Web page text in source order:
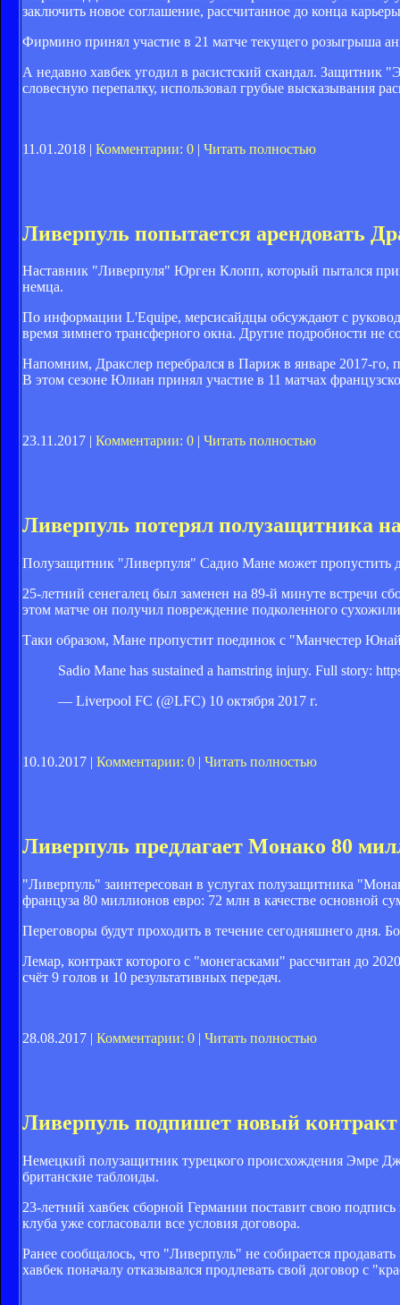
заключить новое соглашение, рассчитанное до конца
Фирмино принял участие в 21 матче текущего розыгрыша
А недавно хавбек угодил в расистский скандал. Защитник
словесную перепалку, использовал грубые высказывания
11.01.2018 | Комментарии: 0 | Читать полностью
Ливерпуль попытается арендовать
Наставник "Ливерпуля" Юрген Клопп, который пытался
немца.
По информации L'Equipe, мерсисайдцы обсуждают с
время зимнего трансферного окна. Другие подробности не
Напомним, Дракслер перебрался в Париж в январе 2017-го,
В этом сезоне Юлиан принял участие в 11 матчах
23.11.2017 | Комментарии: 0 Читать полностью
Ливерпуль потерял полузащитника
Полузащитник "Ливерпуля" Садио Мане может пропустить
25-летний сенегалец был заменен на 89-й минуте встречи
этом матче он получил повреждение подколенного
Таки образом, Мане пропустит поединок с "Манчестер
Sadio Mane has sustained a hamstring injury. Full story:
— Liverpool FC (@LFC) 10 октября 2017 г.
10.10.2017 | Комментарии: 0 | Читать полностью
Ливерпуль предлагает Монако 80
"Ливерпуль" заинтересован в услугах полузащитника
француза 80 миллионов евро: 72 млн в качестве основной
Переговоры будут проходить в течение сегодняшнего дня.
Лемар, контракт которого с "монегасками" рассчитан до
счёт 9 голов и 10 результативных передач.
28.08.2017 | Комментарии: 0 | Читать полностью
Ливерпуль подпишет новый
Немецкий полузащитник турецкого происхождения Эмре
британские таблоиды.
23-летний хавбек сборной Германии поставит свою
клуба уже согласовали все условия договора.
Ранее сообщалось, что "Ливерпуль" не собирается
хавбек поначалу отказывался продлевать свой договор с